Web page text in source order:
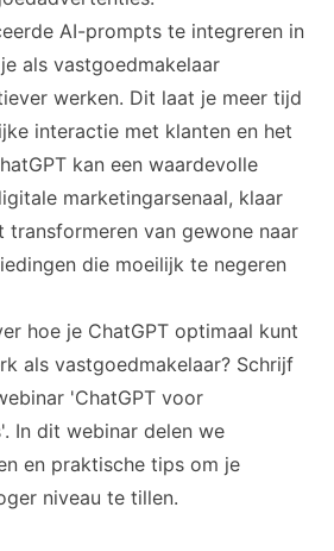
AI-prompts te integreren in
als vastgoedmakelaar
werken. Dit laat je meer tijd
interactie met klanten en het
kan een waardevolle
marketingarsenaal, klaar
transformeren van gewone naar
die moeilijk te negeren
hoe je ChatGPT optimaal kunt
als vastgoedmakelaar? Schrijf
'ChatGPT voor
In dit webinar delen we
en praktische tips om je
niveau te tillen.